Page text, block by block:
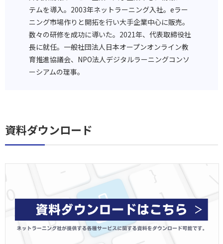
テムを導入。2003年ネットラーニング入社。eラー
ニング市場作りと開拓を行い大手企業中心に販売。
数々の研修を成功に導いた。2021年、代表取締役社
長に就任。一般社団法人日本オープンオンライン教
育推進協議会、NPO法人デジタルラーニングコンソ
ーシアムの理事。
資料ダウンロード